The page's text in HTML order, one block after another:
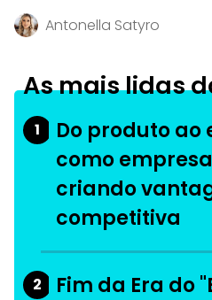
Antonella Satyro
As mais lidas
1
Do produto ao
como
criando
competitiva
2
Fim da Era do